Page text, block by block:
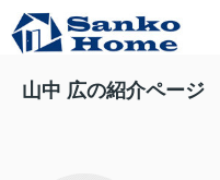
山中 広の紹介ページ